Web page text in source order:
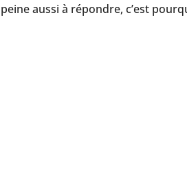
aussi à répondre, c’est